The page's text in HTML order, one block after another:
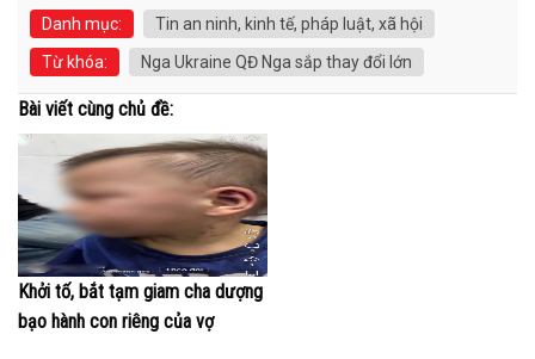
Danh mục:
Tin an ninh, kinh tế, pháp luật, xã hội
Từ khóa:
Nga Ukraine QĐ Nga sắp thay đổi lớn
Bài viết cùng chủ đề:
Khởi tố, bắt tạm giam cha dượng
bạo hành con riêng của vợ